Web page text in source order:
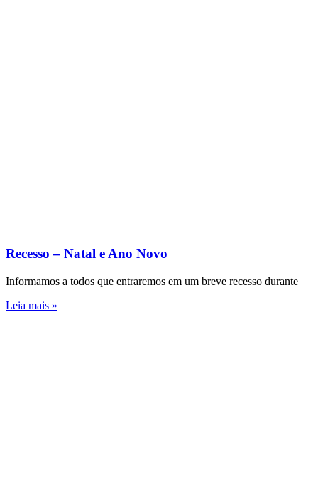
Recesso – Natal e Ano Novo
Informamos a todos que entraremos em um breve recesso durante
Leia mais »